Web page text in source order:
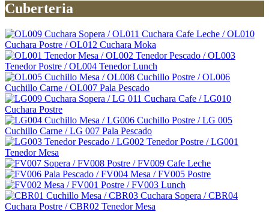
Cuberteria